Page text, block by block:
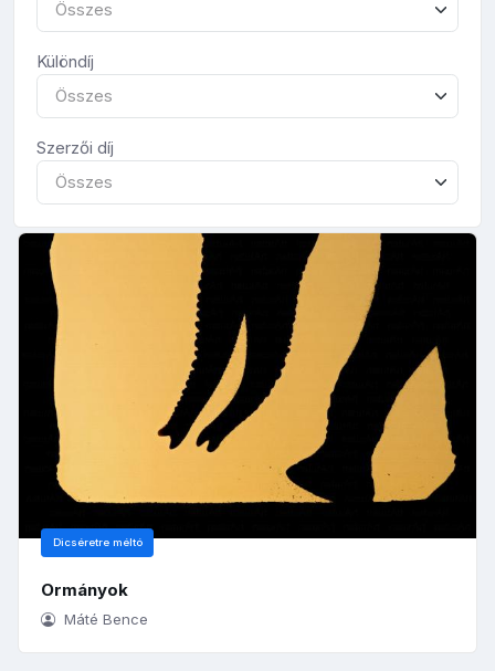
Összes
Különdíj
Összes
Szerzői díj
Összes
Dicséretre méltó
Ormányok
Máté Bence